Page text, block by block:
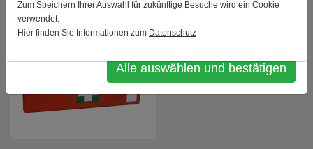
Auswahl bestätigen
Alle auswählen und bestätigen
Zum Speichern Ihrer Auswahl für zukünftige Besuche wird ein Cookie
verwendet.
Hier finden Sie Informationen zum Datenschutz